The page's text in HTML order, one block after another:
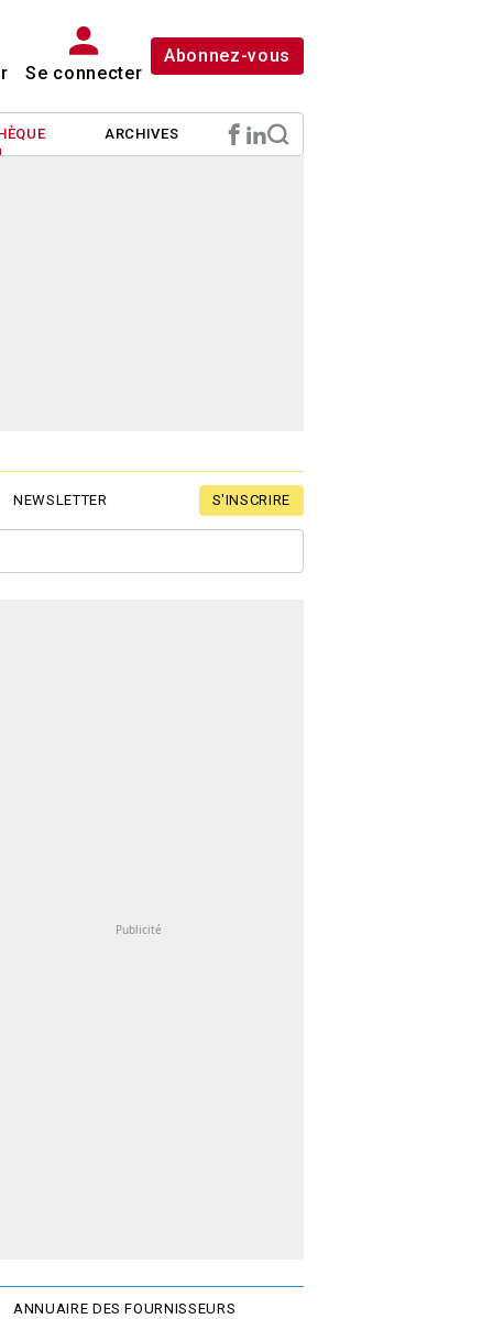
Se connecter
Abonnez-vous
ARCHIVES
NEWSLETTER S'INSCRIRE
ANNUAIRE DES FOURNISSEURS